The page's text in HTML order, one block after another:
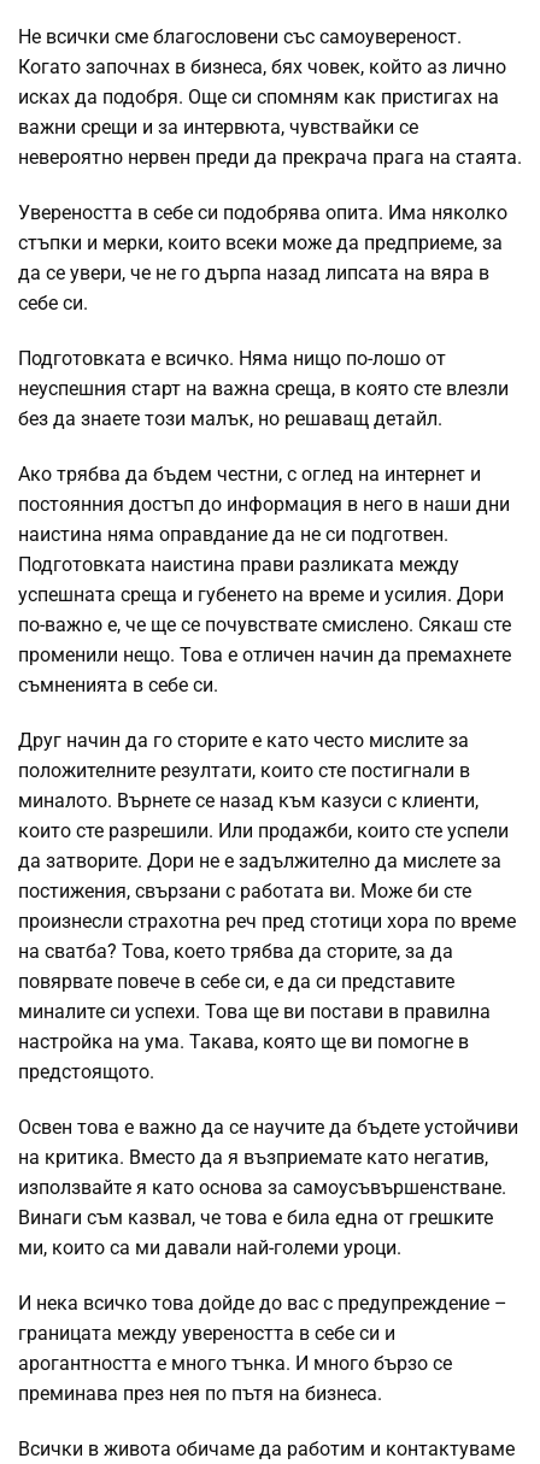
Не всички сме благословени със самоувереност.
Когато започнах в бизнеса, бях човек, който аз лично
исках да подобря. Още си спомням как пристигах на
важни срещи и за интервюта, чувствайки се
невероятно нервен преди да прекрача прага на стаята.
Увереността в себе си подобрява опита. Има няколко
стъпки и мерки, които всеки може да предприеме, за
да се увери, че не го дърпа назад липсата на вяра в
себе си.
Подготовката е всичко. Няма нищо по-лошо от
неуспешния старт на важна среща, в която сте влезли
без да знаете този малък, но решаващ детайл.
Ако трябва да бъдем честни, с оглед на интернет и
постоянния достъп до информация в него в наши дни
наистина няма оправдание да не си подготвен.
Подготовката наистина прави разликата между
успешната среща и губенето на време и усилия. Дори
по-важно е, че ще се почувствате смислено. Сякаш сте
променили нещо. Това е отличен начин да премахнете
съмненията в себе си.
Друг начин да го сторите е като често мислите за
положителните резултати, които сте постигнали в
миналото. Върнете се назад към казуси с клиенти,
които сте разрешили. Или продажби, които сте успели
да затворите. Дори не е задължително да мислете за
постижения, свързани с работата ви. Може би сте
произнесли страхотна реч пред стотици хора по време
на сватба? Това, което трябва да сторите, за да
повярвате повече в себе си, е да си представите
миналите си успехи. Това ще ви постави в правилна
настройка на ума. Такава, която ще ви помогне в
предстоящото.
Освен това е важно да се научите да бъдете устойчиви
на критика. Вместо да я възприемате като негатив,
използвайте я като основа за самоусъвършенстване.
Винаги съм казвал, че това е била една от грешките
ми, които са ми давали най-големи уроци.
И нека всичко това дойде до вас с предупреждение –
границата между увереността в себе си и
арогантността е много тънка. И много бързо се
преминава през нея по пътя на бизнеса.
Всички в живота обичаме да работим и контактуваме